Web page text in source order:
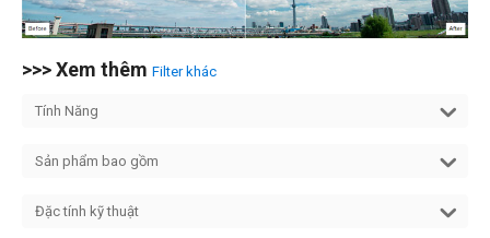
>>> Xem thêm Filter khác
Tính Năng
Sản phẩm bao gồm
Đặc tính kỹ thuật